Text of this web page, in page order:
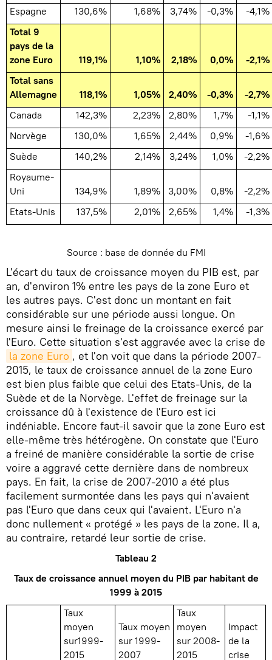
Espagne
130,6% 1,68% 3,74% -0,3%
-4,1%
Total 9
pays de la
zone Euro
119,1% 1,10% 2,18% 0,0%
-2,1%
Total sans
Allemagne
118,1% 1,05% 2,40% -0,3%
-2,7%
Canada
142,3% 2,23% 2,80% 1,7%
-1,1%
Norvège
130,0% 1,65% 2,44% 0,9%
-1,6%
Suède
140,2% 2,14% 3,24% 1,0%
-2,2%
Royaume-
Uni
134,9% 1,89% 3,00% 0,8%
-2,2%
Etats-Unis
137,5% 2,01% 2,65% 1,4% -1,3%
Source : base de donnée du FMI
L'écart du taux de croissance moyen du PIB est, par
an, d'environ 1% entre les pays de la zone Euro et
les autres pays. C'est donc un montant en fait
considérable sur une période aussi longue. On
mesure ainsi le freinage de la croissance exercé par
l'Euro. Cette situation s'est aggravée avec la crise de
la zone Euro , et l'on voit que dans la période 2007-
2015, le taux de croissance annuel de la zone Euro
est bien plus faible que celui des Etats-Unis, de la
Suède et de la Norvège. L'effet de freinage sur la
croissance dû à l'existence de l'Euro est ici
indéniable. Encore faut-il savoir que la zone Euro est
elle-même très hétérogène. On constate que l'Euro
a freiné de manière considérable la sortie de crise
voire a aggravé cette dernière dans de nombreux
pays. En fait, la crise de 2007-2010 a été plus
facilement surmontée dans les pays qui n'avaient
pas l'Euro que dans ceux qui l'avaient. L'Euro n'a
donc nullement « protégé » les pays de la zone. Il a,
au contraire, retardé leur sortie de crise.
Tableau 2
Taux de croissance annuel moyen du PIB par habitant de
1999 à 2015
Taux
moyen
sur1999-
2015
Taux moyen
sur 1999-
2007
Taux
moyen
sur 2008-
2015
Impact
de la
crise